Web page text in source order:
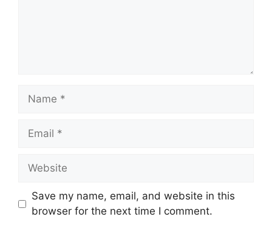
Name
Email
Website
Save my name, email, and website in this
browser for the next time I comment.